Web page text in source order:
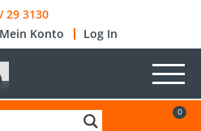
29 3130
Mein Konto Log In
0